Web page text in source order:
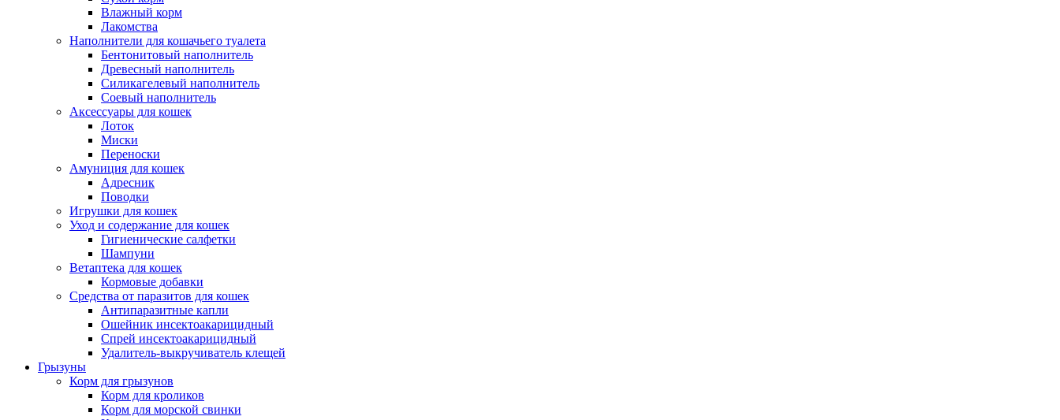
Влажный корм
Лакомства
Наполнители для кошачьего туалета
Бентонитовый наполнитель
Древесный наполнитель
Силикагелевый наполнитель
Соевый наполнитель
Аксессуары для кошек
Лоток
Миски
Переноски
Амуниция для кошек
Адресник
Поводки
Игрушки для кошек
Уход и содержание для кошек
Гигиенические салфетки
Шампуни
Ветаптека для кошек
Кормовые добавки
Средства от паразитов для кошек
Антипаразитные капли
Ошейник инсектоакарицидный
Спрей инсектоакарицидный
Удалитель-выкручиватель клещей
Грызуны
Корм для грызунов
Корм для кроликов
Корм для морской свинки